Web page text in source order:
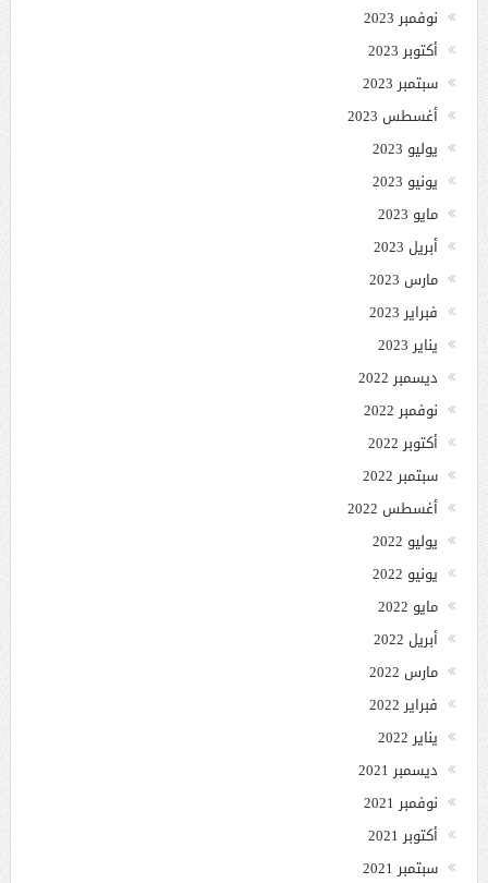
نوفمبر 2023
أكتوبر 2023
سبتمبر 2023
أغسطس 2023
يوليو 2023
يونيو 2023
مايو 2023
أبريل 2023
مارس 2023
فبراير 2023
يناير 2023
ديسمبر 2022
نوفمبر 2022
أكتوبر 2022
سبتمبر 2022
أغسطس 2022
يوليو 2022
يونيو 2022
مايو 2022
أبريل 2022
مارس 2022
فبراير 2022
يناير 2022
ديسمبر 2021
نوفمبر 2021
أكتوبر 2021
سبتمبر 2021